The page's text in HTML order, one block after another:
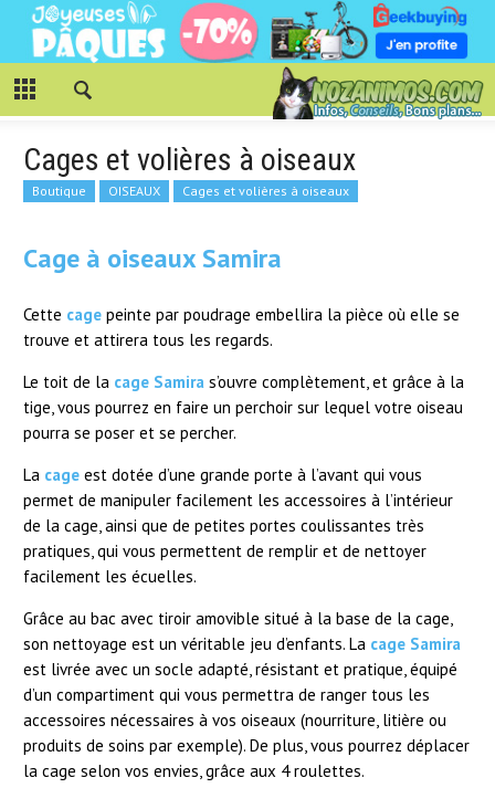
Cages et volières à oiseaux
Boutique OISEAUX Cages et volières à oiseaux
Cage à oiseaux Samira
Cette cage peinte par poudrage embellira la pièce où elle se
trouve et attirera tous les regards.
Le toit de la cage Samira s’ouvre complètement, et grâce à la
tige, vous pourrez en faire un perchoir sur lequel votre oiseau
pourra se poser et se percher.
La cage est dotée d’une grande porte à l’avant qui vous
permet de manipuler facilement les accessoires à l’intérieur
de la cage, ainsi que de petites portes coulissantes très
pratiques, qui vous permettent de remplir et de nettoyer
facilement les écuelles.
Grâce au bac avec tiroir amovible situé à la base de la cage,
son nettoyage est un véritable jeu d’enfants. La cage Samira
est livrée avec un socle adapté, résistant et pratique, équipé
d’un compartiment qui vous permettra de ranger tous les
accessoires nécessaires à vos oiseaux (nourriture, litière ou
produits de soins par exemple). De plus, vous pourrez déplacer
la cage selon vos envies, grâce aux 4 roulettes.